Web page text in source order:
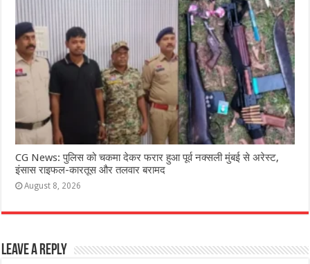
CG News: पुलिस को चकमा देकर फरार हुआ पूर्व नक्सली मुंबई से अरेस्ट,
इंसास राइफल-कारतूस और तलवार बरामद
August 8, 2026
Leave a Reply